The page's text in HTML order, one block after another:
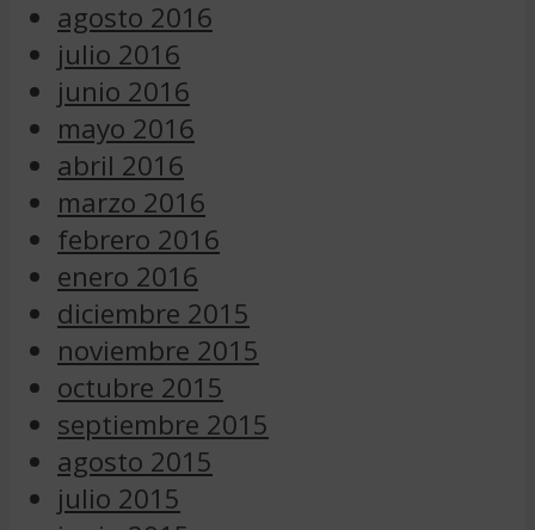
agosto 2016
julio 2016
junio 2016
mayo 2016
abril 2016
marzo 2016
febrero 2016
enero 2016
diciembre 2015
noviembre 2015
octubre 2015
septiembre 2015
agosto 2015
julio 2015